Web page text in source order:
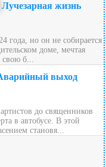
Лучезарная жизнь
года, но он не собирается
доме, мечтая
свою б...
выход
до священников
в автобусе. В этой
становя...